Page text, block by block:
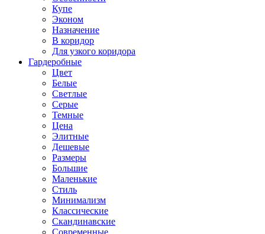
Купе
Эконом
Назначение
В коридор
Для узкого коридора
Гардеробные
Цвет
Белые
Светлые
Серые
Темные
Цена
Элитные
Дешевые
Размеры
Большие
Маленькие
Стиль
Минимализм
Классические
Скандинавские
Современные